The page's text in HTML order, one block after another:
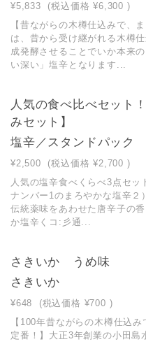
¥5,833 (税込価格 ¥6,300 )
【昔ながらの木樽仕込みで、
は、昔から受け継がれる木樽
成発酵させることでいか本来
い深い」塩辛となります...
人気の食べ比べセット
みセット】
塩辛／スタンドパック
¥2,500 (税込価格 ¥2,700 )
人気の塩辛食べくらべ3点セ
ナンバー1のまろやかな塩辛２
伝統薬味をあわせた唐辛子の
か塩辛くコ:彡通...
さきいか うめ味
さきいか
¥648 (税込価格 ¥700 )
【100年昔ながらの木樽仕込
定番！】大正3年創業の小田島